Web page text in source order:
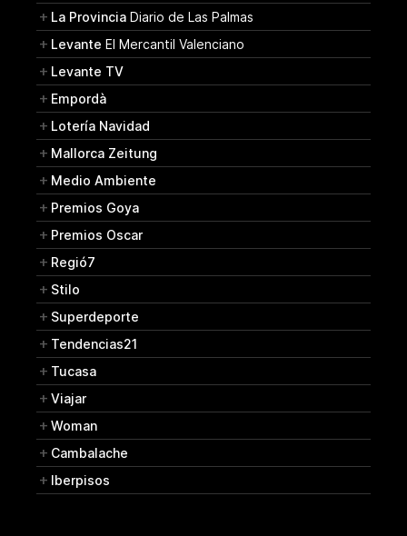
La Provincia Diario de Las Palmas
Levante El Mercantil Valenciano
Levante TV
Empordà
Lotería Navidad
Mallorca Zeitung
Medio Ambiente
Premios Goya
Premios Oscar
Regió7
Stilo
Superdeporte
Tendencias21
Tucasa
Viajar
Woman
Cambalache
Iberpisos